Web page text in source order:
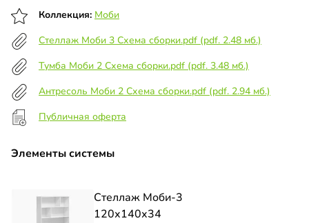
Коллекция: Моби
Стеллаж Моби 3 Схема сборки.pdf (pdf. 2.48 мб.)
Тумба Моби 2 Схема сборки.pdf (pdf. 3.48 мб.)
Антресоль Моби 2 Схема сборки.pdf (pdf. 2.94 мб.)
Публичная оферта
Элементы системы
Стеллаж Моби-3
120х140х34